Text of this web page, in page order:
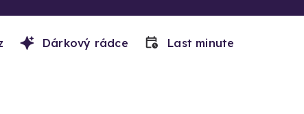
Dárkový rádce Last minute